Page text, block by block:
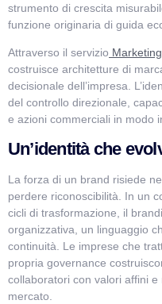
strumento di crescita
funzione originaria di guida
Attraverso il servizio
costruisce architetture di
decisionale dell’impresa.
del controllo direzionale,
e azioni commerciali in modo
Un’identità che
La forza di un brand risiede
perdere riconoscibilità. In un
cicli di trasformazione, il
organizzativa, un linguaggio
continuità. Le imprese che
propria governance
collaboratori con valori affini
mercato.